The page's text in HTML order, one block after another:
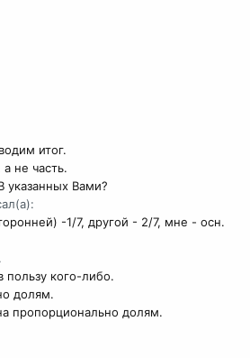
итог.
не часть.
указанных Вами?
-1/7, другой - 2/7, мне - осн.
пользу кого-либо.
долям.
пропорционально долям.